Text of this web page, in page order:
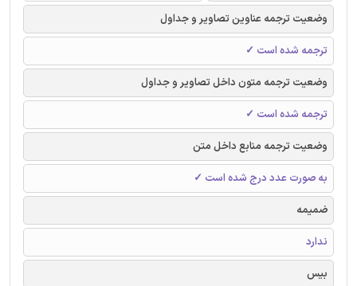
وضعیت ترجمه عناوین تصاویر و جداول
ترجمه شده است ✓
وضعیت ترجمه متون داخل تصاویر و جداول
ترجمه شده است ✓
وضعیت ترجمه منابع داخل متن
به صورت عدد درج شده است ✓
ضمیمه
ندارد
بیس